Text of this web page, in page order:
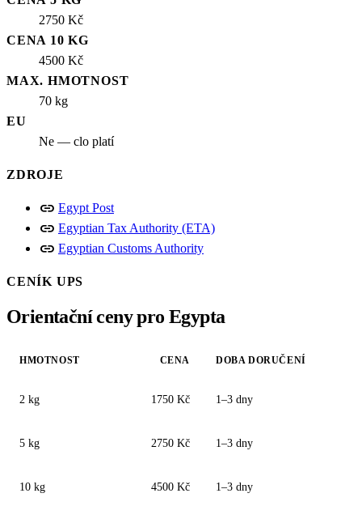
2750 Kč
CENA 10 KG
4500 Kč
MAX. HMOTNOST
70 kg
EU
Ne — clo platí
ZDROJE
link Egypt Post
link Egyptian Tax Authority (ETA)
link Egyptian Customs Authority
CENÍK UPS
Orientační ceny pro Egypta
HMOTNOST CENA DOBA DORUČENÍ
2 kg 1750 Kč 1–3 dny
5 kg 2750 Kč 1–3 dny
10 kg 4500 Kč 1–3 dny